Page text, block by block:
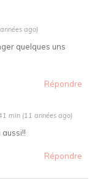
ago)
quelques uns
Répondre
min (11 années ago)
aussi!!
Répondre